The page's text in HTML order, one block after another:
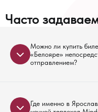
Часто
Можно ли купить
«Белояре»
отправлением?
всего 100 человек.
Где именно в